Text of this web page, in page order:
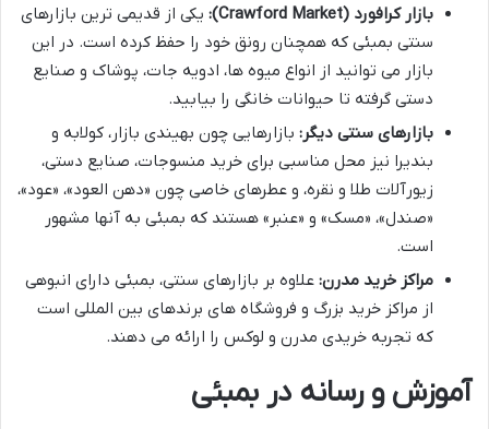
بازار کرافورد (Crawford Market):
یکی از قدیمی ترین بازارهای
سنتی بمبئی که همچنان رونق خود را حفظ کرده است. در این
بازار می توانید از انواع میوه ها، ادویه جات، پوشاک و صنایع
دستی گرفته تا حیوانات خانگی را بیابید.
بازارهای سنتی دیگر: بازارهایی چون بهیندی بازار، کولابه و
بندیرا نیز محل مناسبی برای خرید منسوجات، صنایع دستی،
زیورآلات طلا و نقره، و عطرهای خاصی چون «دهن العود»، «عود»،
«صندل»، «مسک» و «عنبر» هستند که بمبئی به آنها مشهور
است.
مراکز خرید مدرن: علاوه بر بازارهای سنتی، بمبئی دارای انبوهی
از مراکز خرید بزرگ و فروشگاه های برندهای بین المللی است
که تجربه خریدی مدرن و لوکس را ارائه می دهند.
آموزش و رسانه در بمبئی